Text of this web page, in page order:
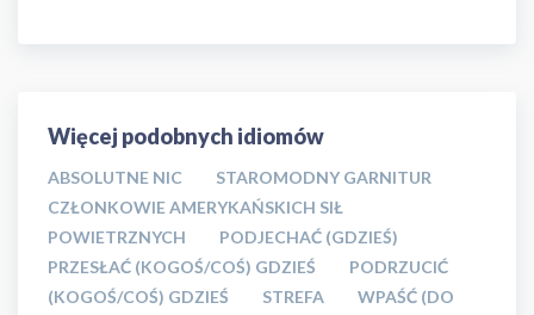
Więcej podobnych idiomów
ABSOLUTNE NIC
STAROMODNY GARNITUR
CZŁONKOWIE AMERYKAŃSKICH SIŁ
POWIETRZNYCH
PODJECHAĆ (GDZIEŚ)
PRZESŁAĆ (KOGOŚ/COŚ) GDZIEŚ
PODRZUCIĆ
(KOGOŚ/COŚ) GDZIEŚ
STREFA
WPAŚĆ (DO